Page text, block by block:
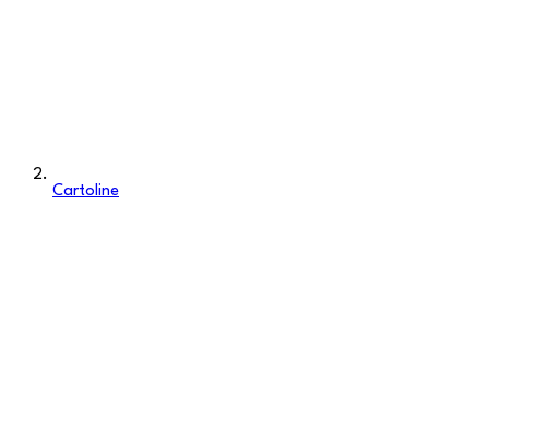
Cartoline